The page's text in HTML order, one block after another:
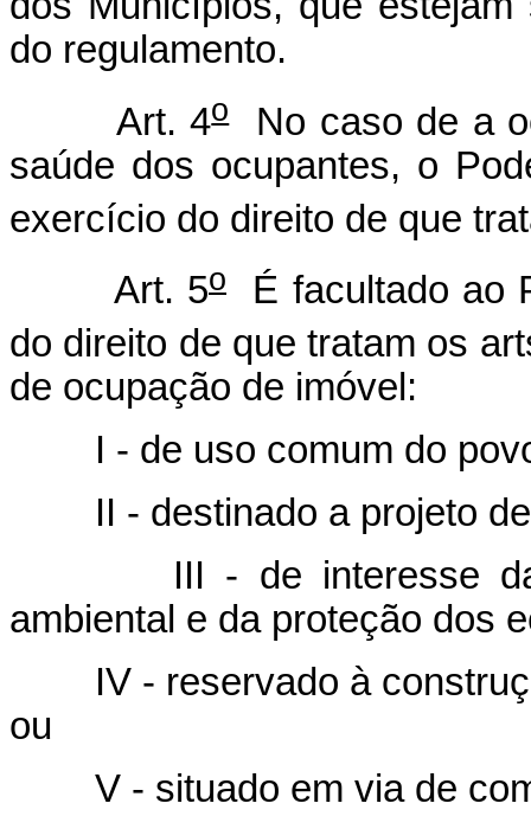
do regulamento.
Art. 4oNo caso de a
saúde dos ocupantes, o
exercício do direito de que
Art. 5o
É facultado ao
do direito de que tratam os
de ocupação de imóvel:
I - de uso comum do
II - destinado a projeto de
III - de interesse
ambiental e da proteção dos
IV - reservado à
ou
V - situado em via de